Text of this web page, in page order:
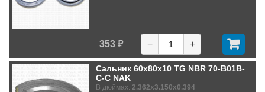
353 ₽ − +
Сальник 60x80x10 TG NBR 70-B01B-
C-C NAK
В дюймах: 2.362x3.150x0.394